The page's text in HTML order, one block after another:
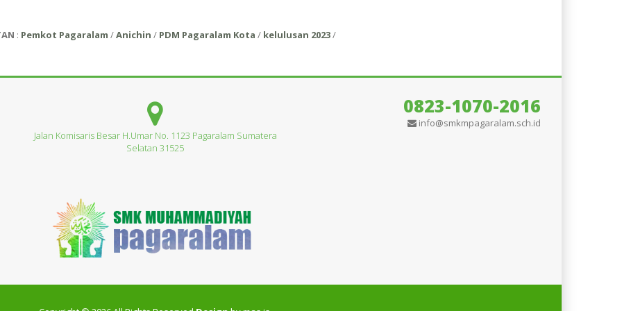
: Pemkot Pagaralam /Anichin / PDM Pagaralam Kota / kelulusan 2023/
Jalan Komisaris Besar H.Umar No. 1123 Pagaralam Sumatera
Selatan 31525
0823-1070-2016
info@smkmpagaralam.sch.id